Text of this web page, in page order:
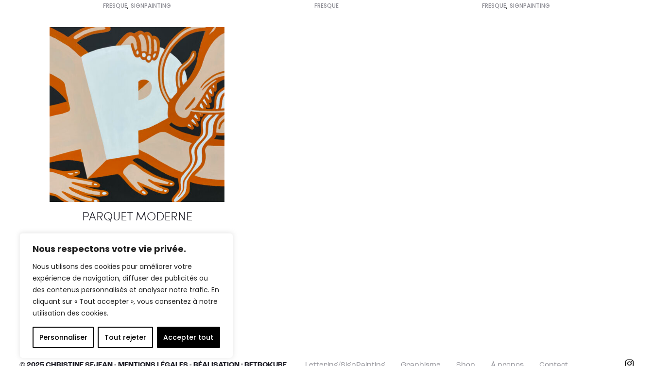
Nous respectons votre vie privée.
Nous utilisons des cookies pour améliorer votre
expérience de navigation, diffuser des publicités ou
des contenus personnalisés et analyser notre trafic. En
cliquant sur « Tout accepter », vous consentez à notre
utilisation des cookies.
Personnaliser Tout rejeter Accepter tout
FRESQUE, SIGNPAINTING FRESQUE FRESQUE, SIGNPAINTING
PARQUET MODERNE